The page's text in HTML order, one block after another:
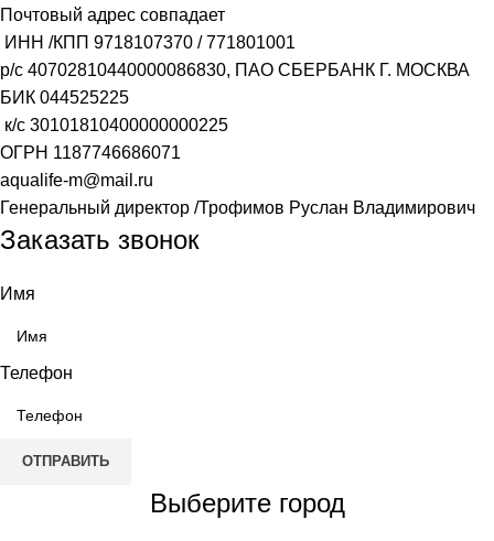
Почтовый адрес совпадает
ИНН /КПП 9718107370 /771801001
р/с 40702810440000086830, ПАО СБЕРБАНК Г. МОСКВА
БИК 044525225
к/с 30101810400000000225
ОГРН 1187746686071
aqualife-m@mail.ru
Генеральный директор /Трофимов Руслан Владимирович
Заказать звонок
Имя
Телефон
ОТПРАВИТЬ
Выберите город